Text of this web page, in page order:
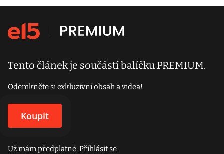
Tento článek je součástí balíčku PREMIUM.
Odemkněte si exkluzivní obsah a videa!
Koupit
Už mám předplatné.Přihlásit se